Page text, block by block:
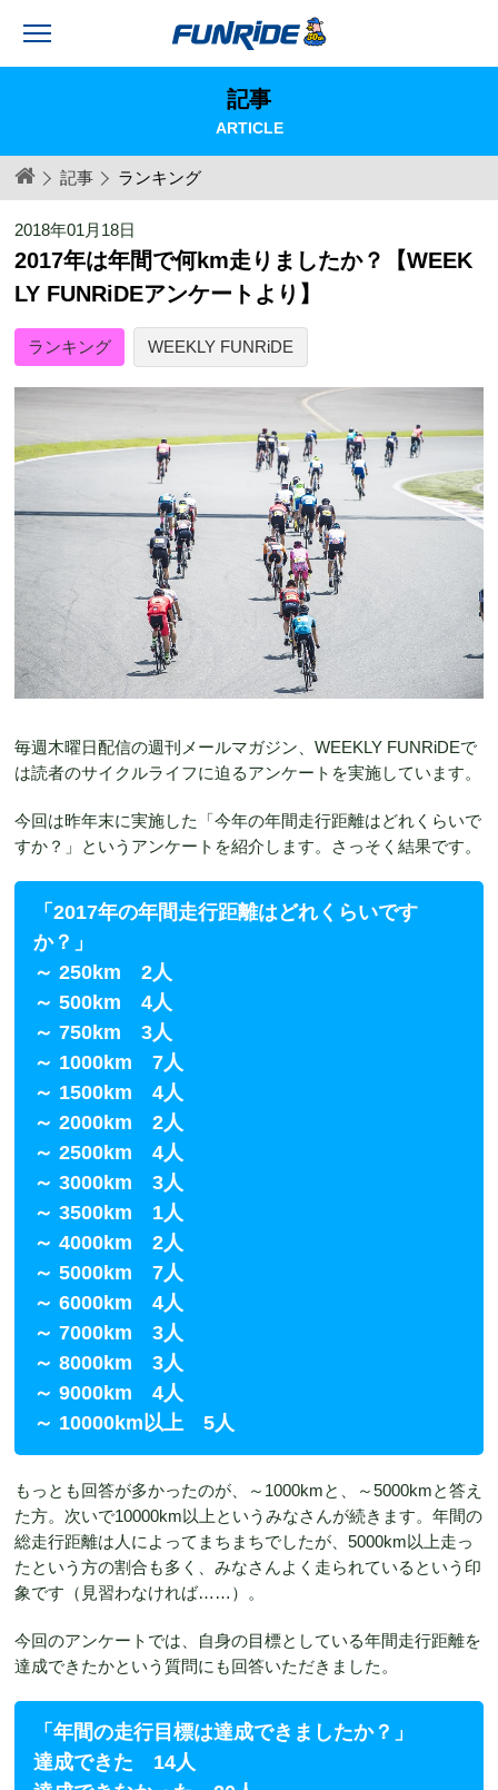
記事
ARTICLE
記事 ランキング
2018年01月18日
2017年は年間で何km走りましたか？【WEEK
LY FUNRiDEアンケートより】
ランキング WEEKLY FUNRiDE
毎週木曜日配信の週刊メールマガジン、WEEKLY FUNRiDEで
は読者のサイクルライフに迫るアンケートを実施しています。
今回は昨年末に実施した「今年の年間走行距離はどれくらいで
すか？」というアンケートを紹介します。さっそく結果です。
「2017年の年間走行距離はどれくらいです
か？」
～ 250km 2人
～ 500km 4人
～ 750km 3人
～ 1000km 7人
～ 1500km 4人
～ 2000km 2人
～ 2500km 4人
～ 3000km 3人
～ 3500km 1人
～ 4000km 2人
～ 5000km 7人
～ 6000km 4人
～ 7000km 3人
～ 8000km 3人
～ 9000km 4人
～ 10000km以上 5人
もっとも回答が多かったのが、～1000kmと、～5000kmと答え
た方。次いで10000km以上というみなさんが続きます。年間の
総走行距離は人によってまちまちでしたが、5000km以上走っ
たという方の割合も多く、みなさんよく走られているという印
象です（見習わなければ……）。
今回のアンケートでは、自身の目標としている年間走行距離を
達成できたかという質問にも回答いただきました。
「年間の走行目標は達成できましたか？」
達成できた 14人